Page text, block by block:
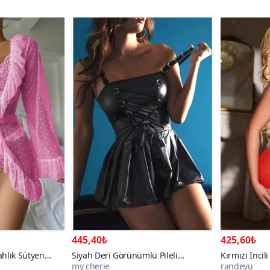
Sütyen
445,40₺
Siyah Deri Görünümlü Pileli
Aksesuar Bağlamalı Mini Elbise
my cherie
425,60₺
Kırmızı
Gecelik Takım
randevu